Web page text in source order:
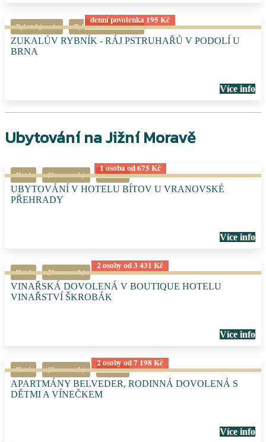
Rybářský revír Rybaření Jihomoravský
denní povolenka 195 Kč
ZUKALŮV RYBNÍK - RÁJ PSTRUHAŘŮ V PODOLÍ U
BRNA
Více info
Ubytování na Jižní Moravě
Hotel Jihomoravský Pro děti
1 osoba od 675 Kč
UBYTOVÁNÍ V HOTELU BÍTOV U VRANOVSKÉ
PŘEHRADY
Více info
Hotel Jihomoravský
2 osoby od 3 431 Kč
VINAŘSKÁ DOVOLENÁ V BOUTIQUE HOTELU
VINAŘSTVÍ ŠKROBÁK
Více info
Hotel Jihomoravský Pro děti
2 osoby od 7 198 Kč
APARTMÁNY BELVEDER, RODINNÁ DOVOLENÁ S
DĚTMI A VÍNEČKEM
Více info